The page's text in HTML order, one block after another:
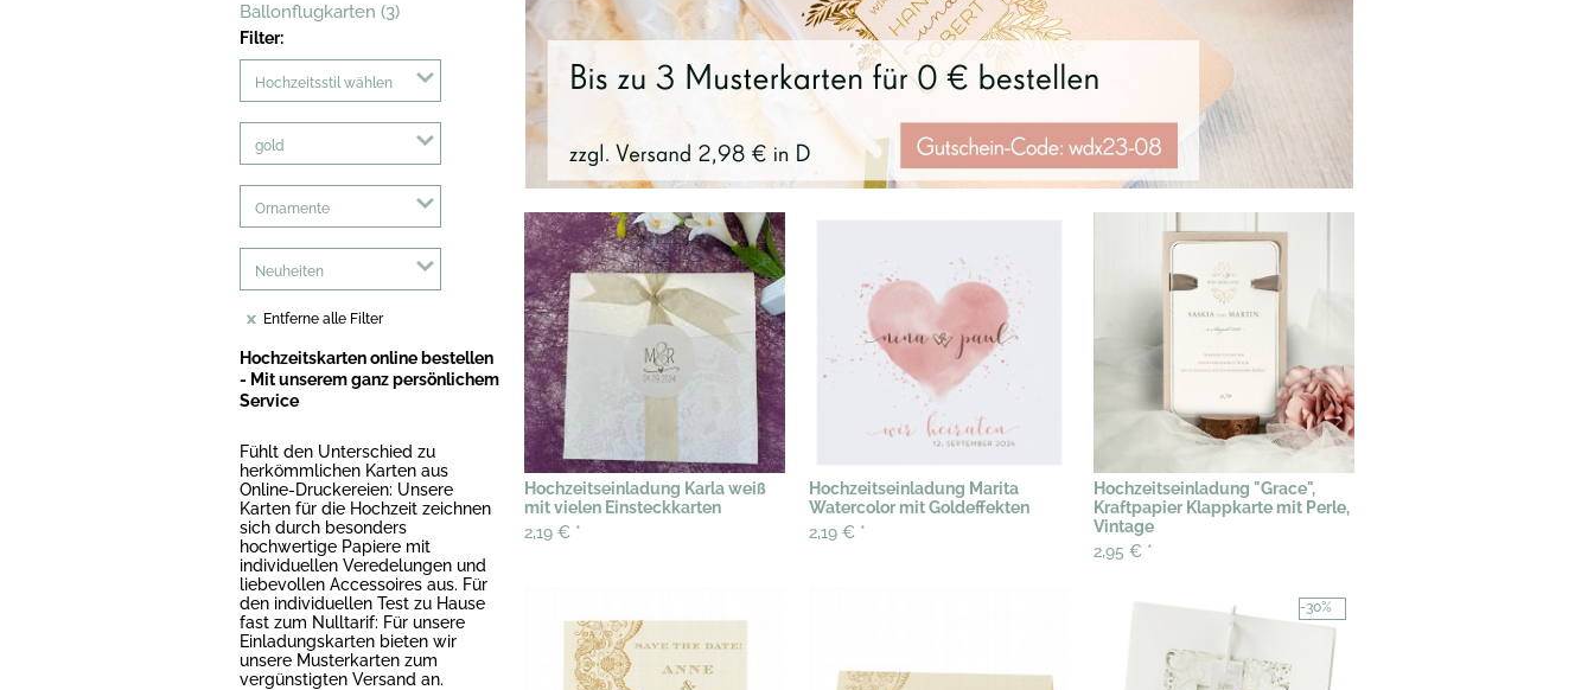
Ballonflugkarten (3)
Filter:
Hochzeitsstil wählen
gold
Ornamente
Neuheiten
Entferne alle Filter
Hochzeitskarten online bestellen
- Mit unserem ganz persönlichem
Service
Fühlt den Unterschied zu
herkömmlichen Karten aus
Online-Druckereien: Unsere
Karten für die Hochzeit zeichnen
sich durch besonders
hochwertige Papiere mit
individuellen Veredelungen und
liebevollen Accessoires aus. Für
den individuellen Test zu Hause
fast zum Nulltarif: Für unsere
Einladungskarten bieten wir
unsere Musterkarten zum
vergünstigten Versand an.
Hochzeitseinladung Karla weiß
mit vielen Einsteckkarten
2,19 € *
Hochzeitseinladung Marita
Watercolor mit Goldeffekten
2,19 € *
Hochzeitseinladung "Grace",
Kraftpapier Klappkarte mit Perle,
Vintage
2,95 € *
-30%